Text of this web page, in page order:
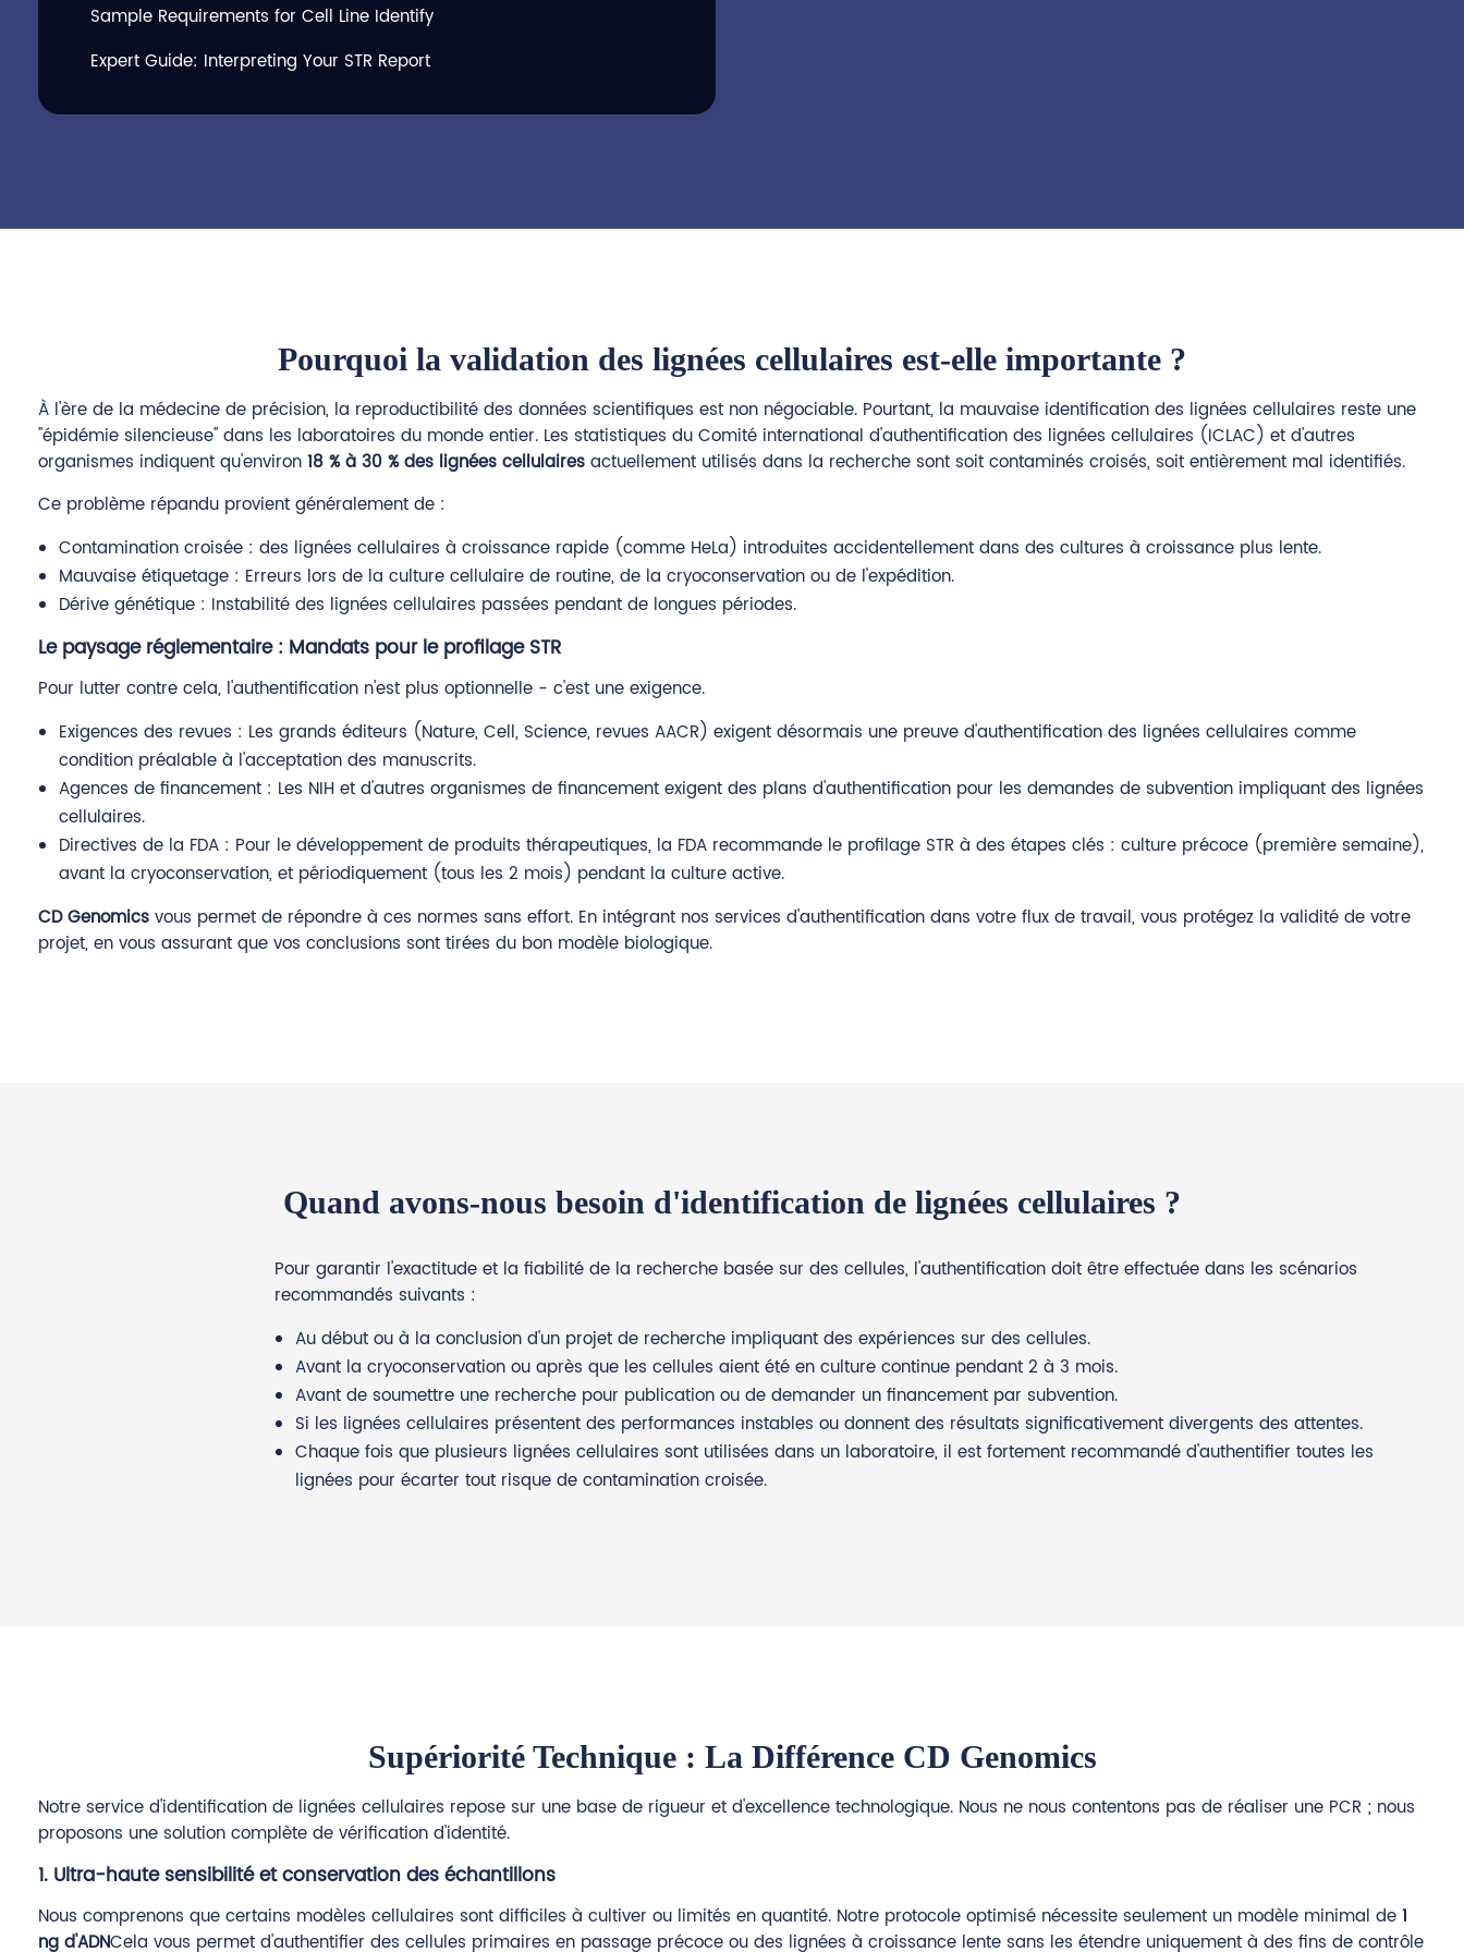
Sample Requirements for Cell Line Identify
Expert Guide: Interpreting Your STR Report
Pourquoi la validation des lignées cellulaires est-elle importante ?
À l'ère de la médecine de précision, la reproductibilité des données scientifiques est non négociable. Pourtant, la mauvaise identification des lignées cellulaires reste une
"épidémie silencieuse" dans les laboratoires du monde entier. Les statistiques du Comité international d'authentification des lignées cellulaires (ICLAC) et d'autres
organismes indiquent qu'environ 18 % à 30 % des lignées cellulaires actuellement utilisés dans la recherche sont soit contaminés croisés, soit entièrement mal identifiés.
Ce problème répandu provient généralement de :
Contamination croisée : des lignées cellulaires à croissance rapide (comme HeLa) introduites accidentellement dans des cultures à croissance plus lente.
Mauvaise étiquetage : Erreurs lors de la culture cellulaire de routine, de la cryoconservation ou de l'expédition.
Dérive génétique : Instabilité des lignées cellulaires passées pendant de longues périodes.
Le paysage réglementaire : Mandats pour le profilage STR
Pour lutter contre cela, l'authentification n'est plus optionnelle - c'est une exigence.
Exigences des revues : Les grands éditeurs (Nature, Cell, Science, revues AACR) exigent désormais une preuve d'authentification des lignées cellulaires comme
condition préalable à l'acceptation des manuscrits.
Agences de financement : Les NIH et d'autres organismes de financement exigent des plans d'authentification pour les demandes de subvention impliquant des lignées
cellulaires.
Directives de la FDA : Pour le développement de produits thérapeutiques, la FDA recommande le profilage STR à des étapes clés : culture précoce (première semaine),
avant la cryoconservation, et périodiquement (tous les 2 mois) pendant la culture active.
CD Genomics vous permet de répondre à ces normes sans effort. En intégrant nos services d'authentification dans votre flux de travail, vous protégez la validité de votre
projet, en vous assurant que vos conclusions sont tirées du bon modèle biologique.
Quand avons-nous besoin d'identification de lignées cellulaires ?
Pour garantir l'exactitude et la fiabilité de la recherche basée sur des cellules, l'authentification doit être effectuée dans les scénarios
recommandés suivants :
Au début ou à la conclusion d'un projet de recherche impliquant des expériences sur des cellules.
Avant la cryoconservation ou après que les cellules aient été en culture continue pendant 2 à 3 mois.
Avant de soumettre une recherche pour publication ou de demander un financement par subvention.
Si les lignées cellulaires présentent des performances instables ou donnent des résultats significativement divergents des attentes.
Chaque fois que plusieurs lignées cellulaires sont utilisées dans un laboratoire, il est fortement recommandé d'authentifier toutes les
lignées pour écarter tout risque de contamination croisée.
Supériorité Technique : La Différence CD Genomics
Notre service d'identification de lignées cellulaires repose sur une base de rigueur et d'excellence technologique. Nous ne nous contentons pas de réaliser une PCR ; nous
proposons une solution complète de vérification d'identité.
1. Ultra-haute sensibilité et conservation des échantillons
Nous comprenons que certains modèles cellulaires sont difficiles à cultiver ou limités en quantité. Notre protocole optimisé nécessite seulement un modèle minimal de 1
ng d'ADNCela vous permet d'authentifier des cellules primaires en passage précoce ou des lignées à croissance lente sans les étendre uniquement à des fins de contrôle